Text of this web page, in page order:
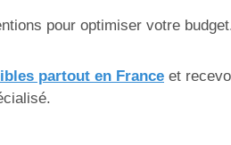
pour optimiser votre
partout en France et